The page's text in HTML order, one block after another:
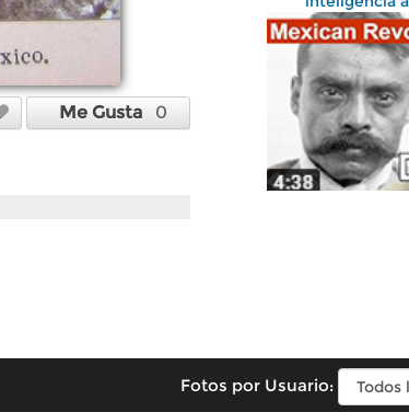
Me Gusta 0
Fotos por Usuario: